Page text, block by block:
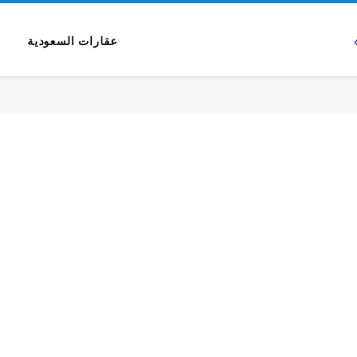
عقارات السعودية